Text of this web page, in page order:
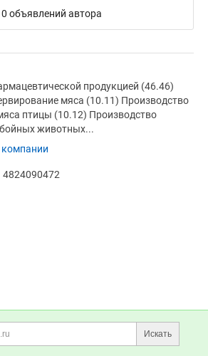
объявлений автора
продукцией (46.46)
мяса (10.11) Производство
птицы (10.12) Производство
животных...
4824090472
информация
Поиск по сайту и
Искать